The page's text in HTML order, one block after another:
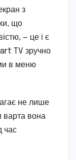
з
що
— це і є
TV зручно
в меню
не лише
варта вона
час